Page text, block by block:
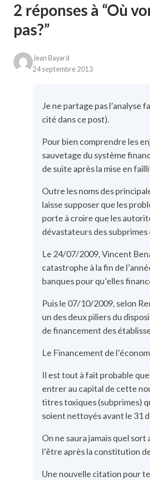
2 réponses à “Où
pas?”
Jean Bayard
24 septembre 2013
Je ne partage pas l’analyse
cité dans ce post).
Pour bien comprendre les
sauvetage du système
de suite après la mise en
Outre les noms des
laisse supposer que les
porte à croire que les
dévastateurs des
Le 24/07/2009, Vincent
catastrophe à la fin de
banques pour qu’elles
Puis le 07/10/2009, selon
un des deux piliers du
de financement des
Le Financement de
Il est tout à fait probable
entrer au capital de cette
titres toxiques (subprimes)
soient nettoyés avant le 31
On ne saura jamais quel
l’être après la constitution
Une nouvelle citation pour